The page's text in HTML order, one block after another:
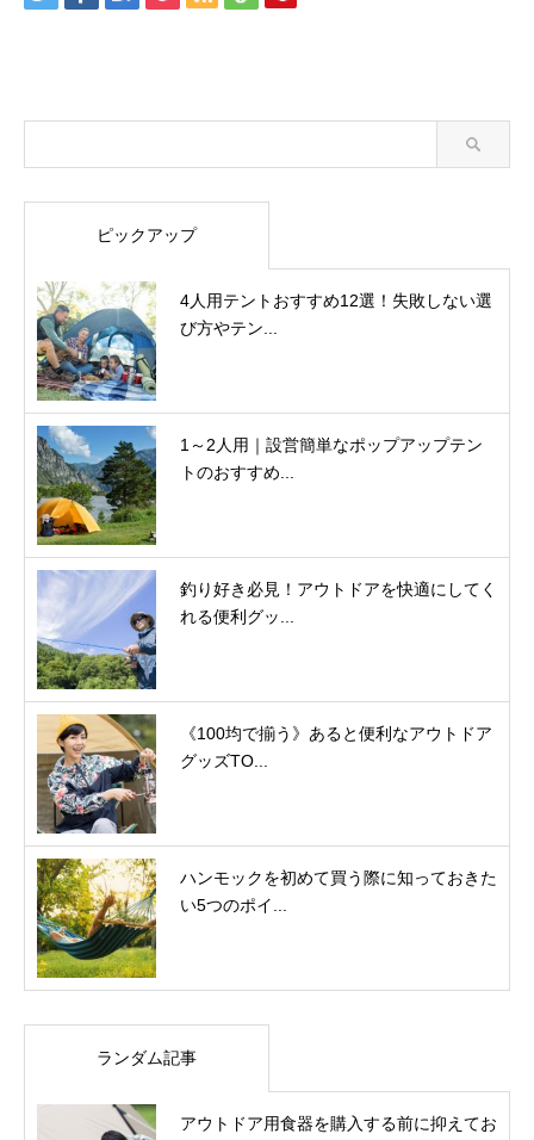
ピックアップ
4人用テントおすすめ12選！失敗しない選
び方やテン...
1～2人用｜設営簡単なポップアップテン
トのおすすめ...
釣り好き必見！アウトドアを快適にしてく
れる便利グッ...
《100均で揃う》あると便利なアウトドア
グッズTO...
ハンモックを初めて買う際に知っておきた
い5つのポイ...
ランダム記事
アウトドア用食器を購入する前に抑えてお